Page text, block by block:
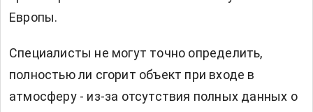
Европы.
Специалисты не могут точно определить,
полностью ли сгорит объект при входе в
атмосферу - из-за отсутствия полных данных о